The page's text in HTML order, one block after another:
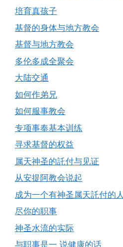
培育真孩子
基督的身体与地方教会
基督与地方教会
多伦多成全聚会
大陆交通
如何作弟兄
如何服事教会
专项事奉基本训练
寻求基督的权益
属天神圣的託付与见证
从安提阿教会说起
成为一个有神圣属天託付的人
尽你的职事
神圣水流的实际
与职事是一 说健康的话